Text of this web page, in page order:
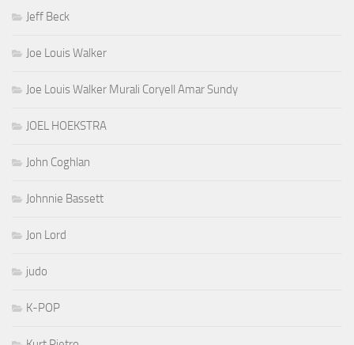
Jeff Beck
Joe Louis Walker
Joe Louis Walker Murali Coryell Amar Sundy
JOEL HOEKSTRA
John Coghlan
Johnnie Bassett
Jon Lord
judo
K-POP